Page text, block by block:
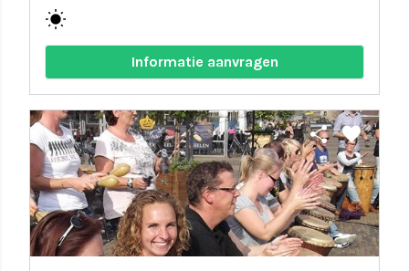
wb_sunny
Informatie aanvragen
share favorite